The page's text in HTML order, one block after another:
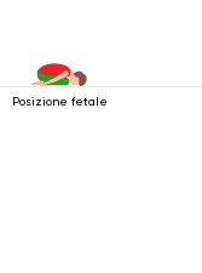
Posizione fetale